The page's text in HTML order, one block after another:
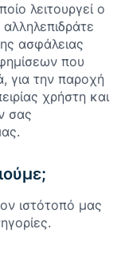
λειτουργεί ο
ασφάλειας
που
για την παροχή
χρήστη και
σας
ιστότοπό μας